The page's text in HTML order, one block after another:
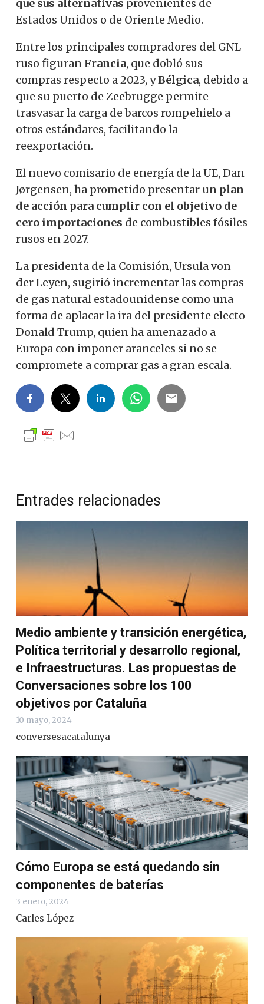
que sus alternativas provenientes de
Estados Unidos o de Oriente Medio.
Entre los principales compradores del GNL
ruso figuran Francia, que dobló sus
compras respecto a 2023, yBélgica, debido a
que su puerto de Zeebrugge permite
trasvasar la carga de barcos rompehielo a
otros estándares, facilitando la
reexportación.
El nuevo comisario de energía de la UE, Dan
Jørgensen, ha prometido presentar un plan
de acción para cumplir con el objetivo de
cero importaciones de combustibles fósiles
rusos en 2027.
La presidenta de la Comisión, Ursula von
der Leyen, sugirió incrementar las compras
de gas natural estadounidense como una
forma de aplacar la ira del presidente electo
Donald Trump, quien ha amenazado a
Europa con imponer aranceles si no se
compromete a comprar gas a gran escala.
Entrades relacionades
Medio ambiente y transición energética,
Política territorial y desarrollo regional,
e Infraestructuras. Las propuestas de
Conversaciones sobre los 100
objetivos por Cataluña
10 mayo, 2024
conversesacatalunya
Cómo Europa se está quedando sin
componentes de baterías
3 enero, 2024
Carles López